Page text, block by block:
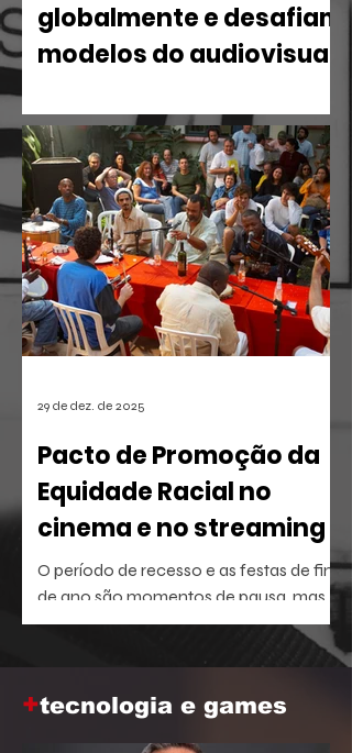
globalmente e desafiam
modelos do audiovisual
em 2026 confirma uma tendência
irreversível: o espectador busca
narrativas ágeis, dramáticas e
estritamente verticais.
Pacto de Promoção da
Equidade Racial no
cinema e no streaming
O período de recesso e as festas de fim
de ano são momentos de pausa, mas
também oferecem a brecha ideal para
aprofundar o repertório sobre temas
corporativa.
29 de dez. de 2025
+tecnologia e games